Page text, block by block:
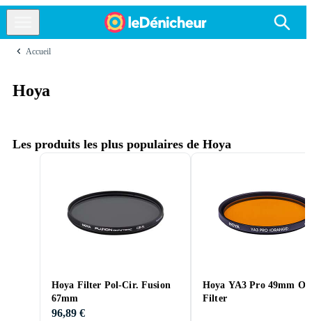
Accueil
Hoya
Les produits les plus populaires de Hoya
Hoya Filter Pol-Cir. Fusion
67mm
96,89 €
Hoya YA3 Pro 49mm
Filter